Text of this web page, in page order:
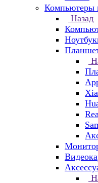
Компьютеры
Назад